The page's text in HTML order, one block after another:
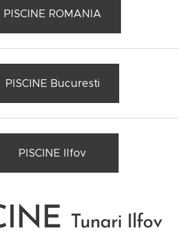
PISCINE ROMANIA
PISCINE Bucuresti
PISCINE Ilfov
Tunari Ilfov